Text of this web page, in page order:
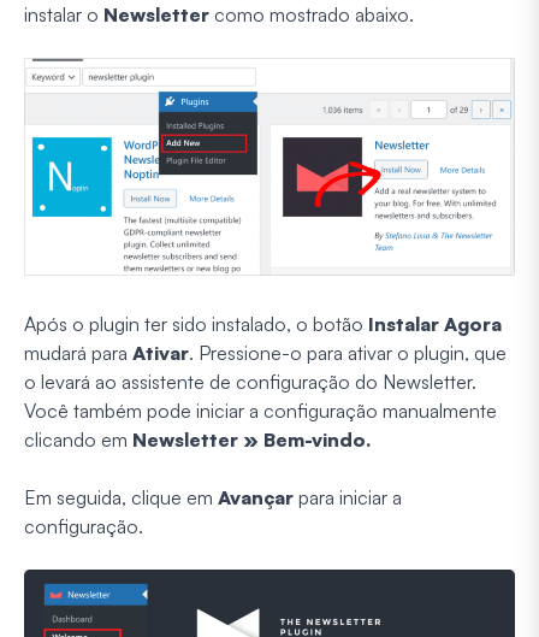
instalar o Newsletter como mostrado abaixo.
Após o plugin ter sido instalado, o botão Instalar Agora
mudará para Ativar. Pressione-o para ativar o plugin, que
o levará ao assistente de configuração do Newsletter.
Você também pode iniciar a configuração manualmente
clicando em Newsletter » Bem-vindo.
Em seguida, clique em Avançar para iniciar a
configuração.